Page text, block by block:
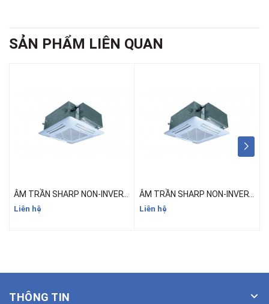
SẢN PHẨM LIÊN QUAN
Liên hệ Liên hệ
THÔNG TIN